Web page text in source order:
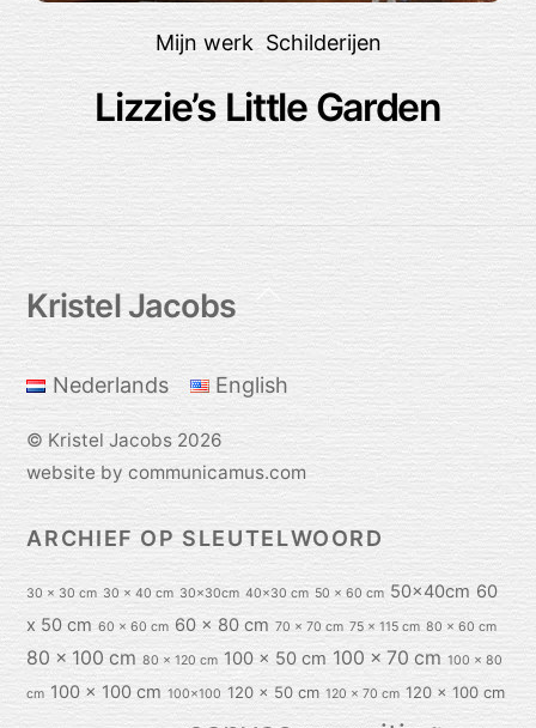
Mijn werk , Schilderijen
Lizzie’s Little Garden
Back
Kristel Jacobs
Nederlands English
© Kristel Jacobs 2026
website by communicamus.com
ARCHIEF OP SLEUTELWOORD
30 x 30 cm 30 x 40 cm 30x30cm 40x30 cm 50 x 60 cm 50x40cm 60
x 50 cm 60 x 60 cm 60 x 80 cm 70 x 70 cm 75 x 115 cm 80 x 60 cm
80 x 100 cm 80 x 120 cm 100 x 50 cm 100 x 70 cm 100 x 80
cm 100 x 100 cm 100x100 120 x 50 cm 120 x 70 cm 120 x 100 cm